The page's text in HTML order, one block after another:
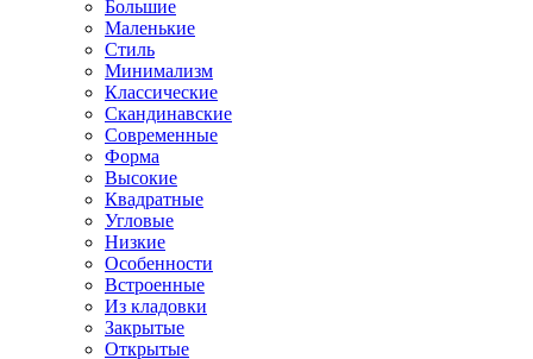
Большие
Маленькие
Стиль
Минимализм
Классические
Скандинавские
Современные
Форма
Высокие
Квадратные
Угловые
Низкие
Особенности
Встроенные
Из кладовки
Закрытые
Открытые